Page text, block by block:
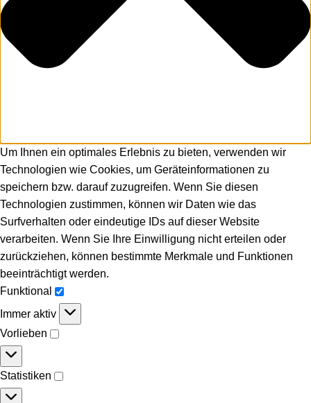
Um Ihnen ein optimales Erlebnis zu bieten, verwenden wir
Technologien wie Cookies, um Geräteinformationen zu
speichern bzw. darauf zuzugreifen. Wenn Sie diesen
Technologien zustimmen, können wir Daten wie das
Surfverhalten oder eindeutige IDs auf dieser Website
verarbeiten. Wenn Sie Ihre Einwilligung nicht erteilen oder
zurückziehen, können bestimmte Merkmale und Funktionen
beeinträchtigt werden.
Funktional
Immer aktiv
Vorlieben
Statistiken